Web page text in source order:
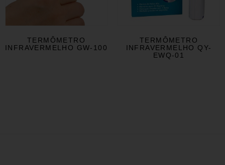
TERMÔMETRO
INFRAVERMELHO GW-100
TERMÔMETRO
INFRAVERMELHO QY-
EWQ-01